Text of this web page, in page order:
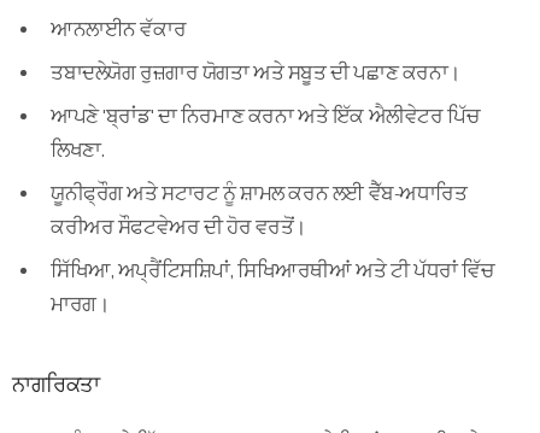
ਆਨਲਾਈਨ ਵੱਕਾਰ
ਤਬਾਦਲੇਯੋਗ ਰੁਜ਼ਗਾਰ ਯੋਗਤਾ ਅਤੇ ਸਬੂਤ ਦੀ ਪਛਾਣ ਕਰਨਾ।
ਆਪਣੇ 'ਬ੍ਰਾਂਡ' ਦਾ ਨਿਰਮਾਣ ਕਰਨਾ ਅਤੇ ਇੱਕ ਐਲੀਵੇਟਰ ਪਿੱਚ
ਲਿਖਣਾ.
ਯੂਨੀਫ੍ਰੌਗ ਅਤੇ ਸਟਾਰਟ ਨੂੰ ਸ਼ਾਮਲ ਕਰਨ ਲਈ ਵੈੱਬ-ਅਧਾਰਿਤ
ਕਰੀਅਰ ਸੌਫਟਵੇਅਰ ਦੀ ਹੋਰ ਵਰਤੋਂ।
ਸਿੱਖਿਆ, ਅਪ੍ਰੈਂਟਿਸਸ਼ਿਪਾਂ, ਸਿਖਿਆਰਥੀਆਂ ਅਤੇ ਟੀ ​​ਪੱਧਰਾਂ ਵਿੱਚ
ਮਾਰਗ।
ਨਾਗਰਿਕਤਾ